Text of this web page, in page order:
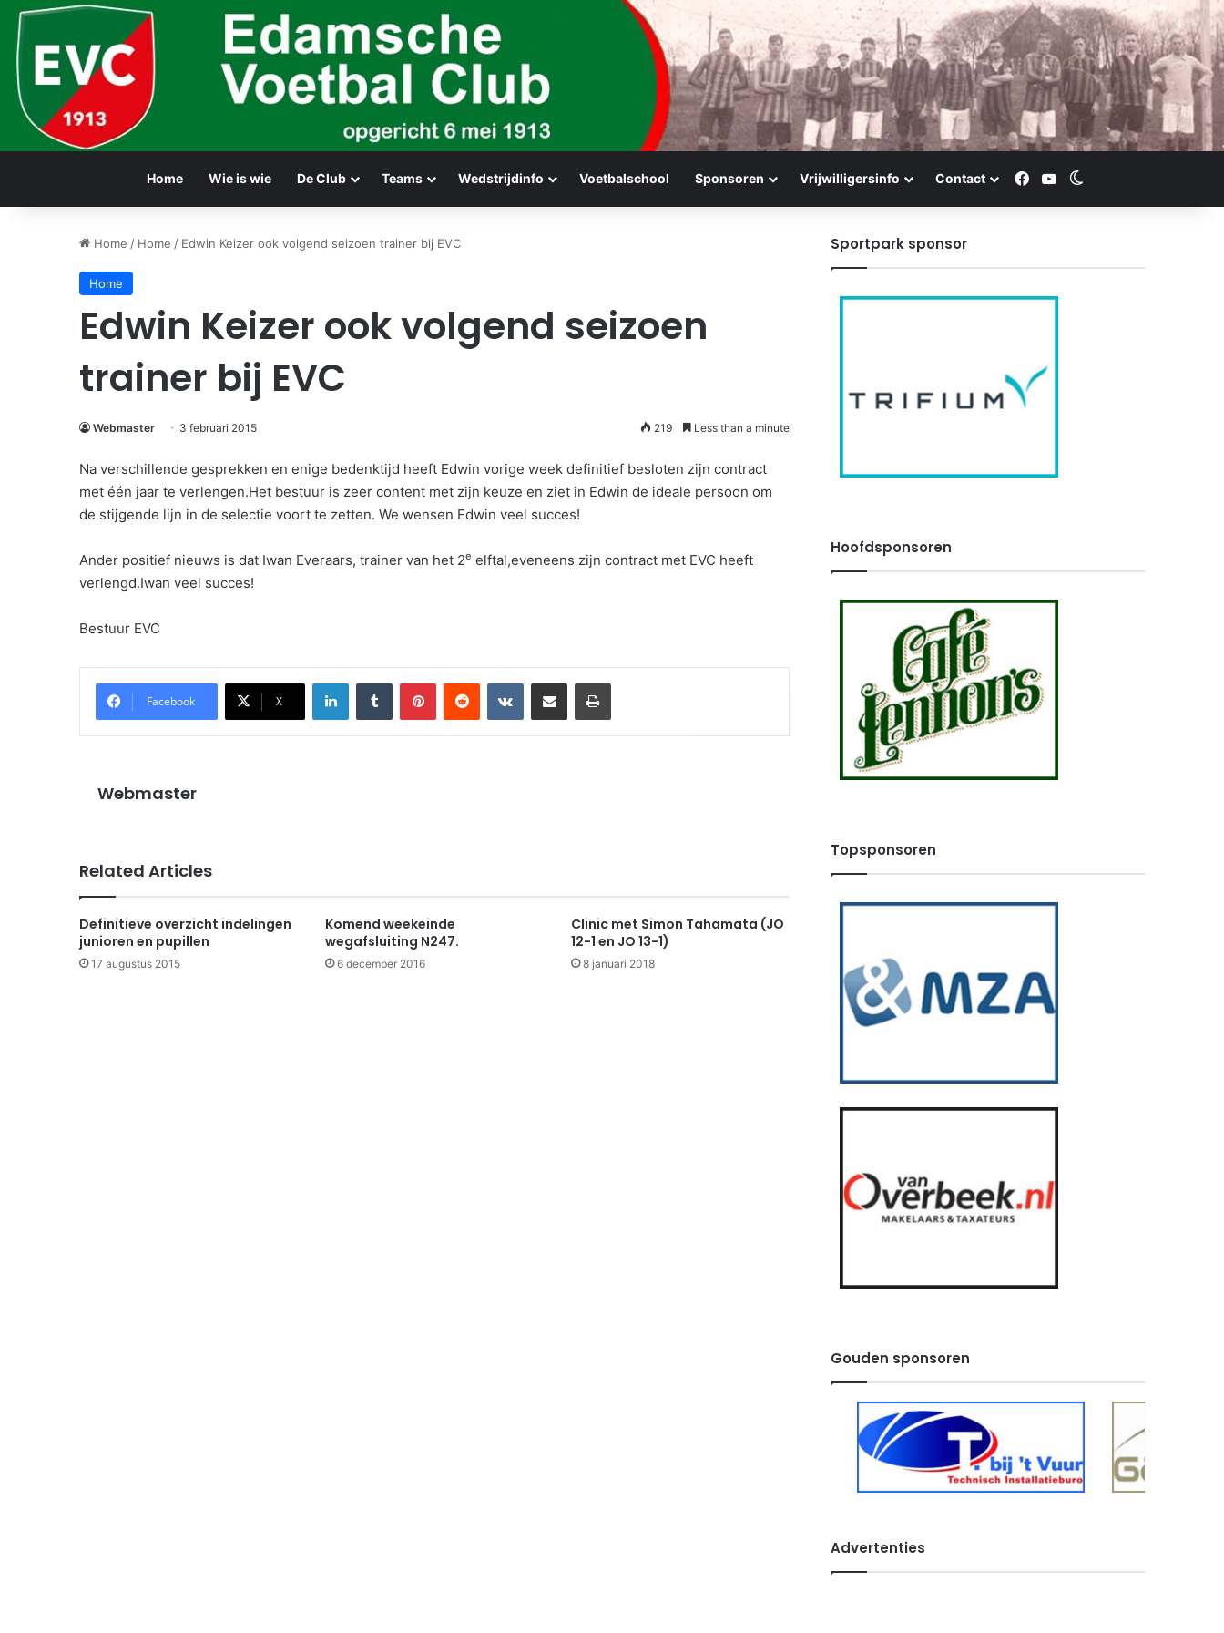
Home Wie is wie De Club Teams Wedstrijdinfo Voetbalschool Sponsoren Vrijwilligersinfo Contact Facebook
YouTube
Home / Home / Edwin Keizer ook volgend seizoen trainer bij EVC
Home
Edwin Keizer ook volgend seizoen
trainer bij EVC
Webmaster 3 februari 2015 219 Less than a minute
Na verschillende gesprekken en enige bedenktijd heeft Edwin vorige week definitief besloten zijn contract
met één jaar te verlengen.Het bestuur is zeer content met zijn keuze en ziet in Edwin de ideale persoon om
de stijgende lijn in de selectie voort te zetten. We wensen Edwin veel succes!
Ander positief nieuws is dat Iwan Everaars, trainer van het 2e elftal,eveneens zijn contract met EVC heeft
verlengd.Iwan veel succes!
Bestuur EVC
Facebook X
LinkedInTumblr PinterestReddit VKontakteShare via Email Print
Webmaster
Related Articles
Definitieve overzicht indelingen
junioren en pupillen
17 augustus 2015
Komend weekeinde
wegafsluiting N247.
6 december 2016
Clinic met Simon Tahamata (JO
12-1 en JO 13-1)
8 januari 2018
Sportpark sponsor
Hoofdsponsoren
Topsponsoren
Gouden sponsoren
Advertenties